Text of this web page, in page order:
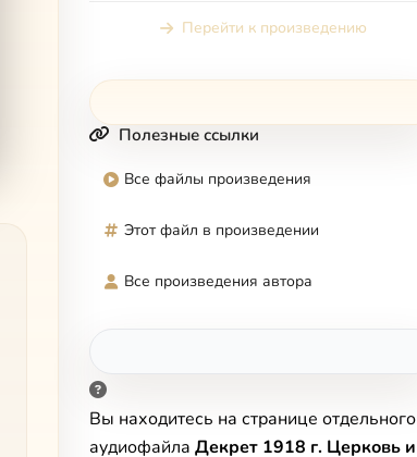
преп...
Перейти к произведению
Полезные ссылки
Все файлы произведения
Этот файл в произведении
Все произведения автора
Вы находитесь на странице отдельного
аудиофайла Декрет 1918 г. Церковь и